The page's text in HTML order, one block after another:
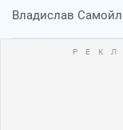
Владислав